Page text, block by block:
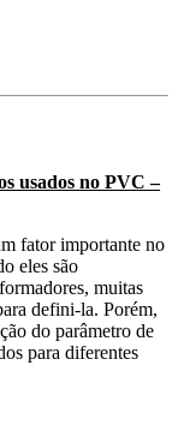
usados no PVC –
fator importante no
eles são
muitas
defini-la. Porém,
do parâmetro de
para diferentes